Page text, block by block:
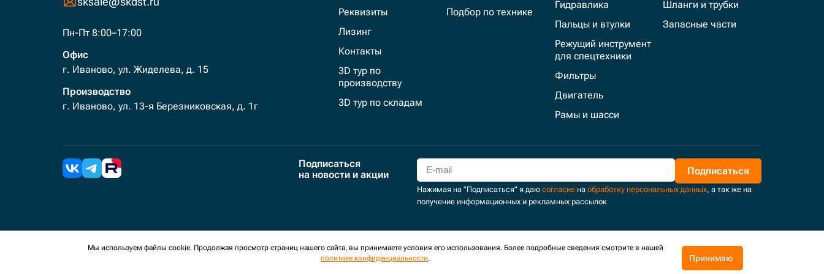
Пн-Пт 8:00–17:00
Офис
г. Иваново, ул. Жиделева, д. 15
Производство
г. Иваново, ул. 13-я Березниковская, д. 1г
Реквизиты
Лизинг
Контакты
3D тур по
производству
3D тур по складам
Подбор по технике
Гидравлика
Пальцы и втулки
Режущий инструмент
для спецтехники
Фильтры
Двигатель
Рамы и шасси
Шланги и трубки
Запасные части
Подписаться
на новости и акции
Подписаться
Нажимая на "Подписаться" я даю согласиена обработку персональных данных, а так же на
получение информационных и рекламных рассылок
2026 Все права защищены. Мы используем cookies для сбора обезличенных персональных данных. Оставаясь на
Поддержка и развитие
Мы используем файлы cookie. Продолжая просмотр страниц нашего сайта, вы принимаете условия его использования. Более подробные сведения смотрите в нашей
политике конфиденциальности. Принимаю